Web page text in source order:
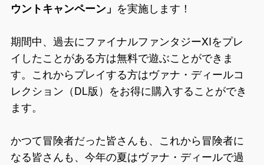
ウントキャンペーン」 を実施します！
期間中、過去にファイナルファンタジーXIをプレ
イしたことがある方は無料で遊ぶことができま
す。これからプレイする方はヴァナ・ディールコ
レクション（DL版）をお得に購入することができ
ます。
かつて冒険者だった皆さんも、これから冒険者に
なる皆さんも、今年の夏はヴァナ・ディールで過